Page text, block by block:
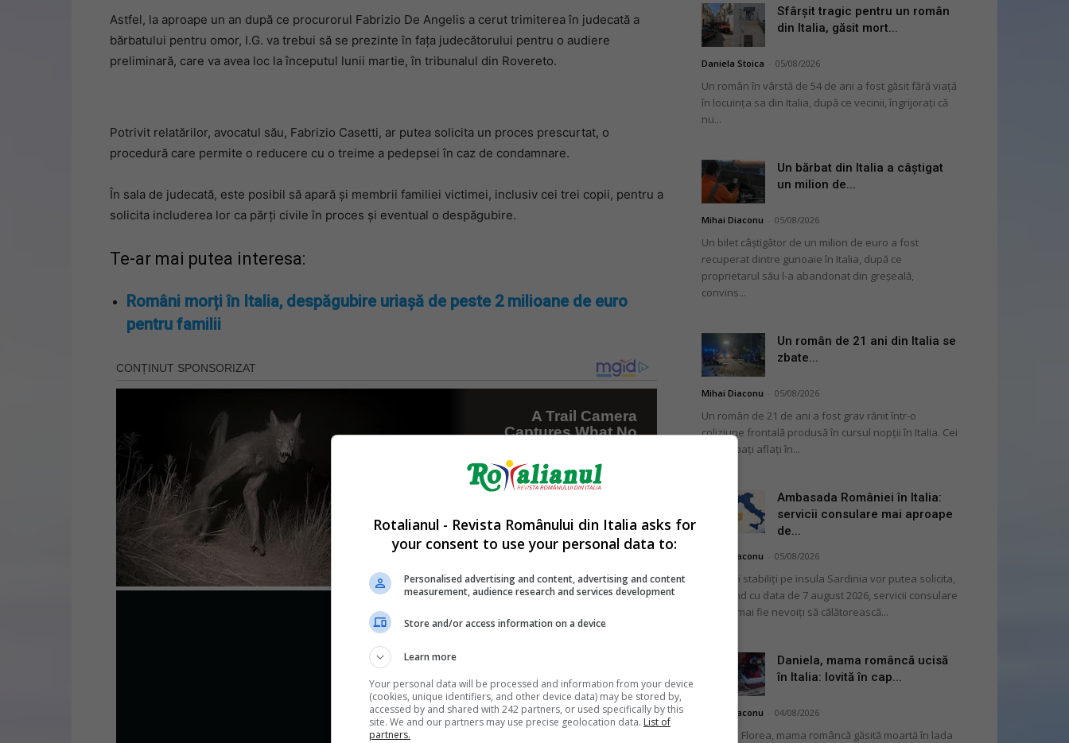
Astfel, la aproape un an după ce procurorul Fabrizio De Angelis a cerut trimiterea în judecată a
bărbatului pentru omor, I.G. va trebui să se prezinte în fața judecătorului pentru o audiere
preliminară, care va avea loc la începutul lunii martie, în tribunalul din Rovereto.
Potrivit relatărilor, avocatul său, Fabrizio Casetti, ar putea solicita un proces prescurtat, o
procedură care permite o reducere cu o treime a pedepsei în caz de condamnare.
În sala de judecată, este posibil să apară și membrii familiei victimei, inclusiv cei trei copii, pentru a
solicita includerea lor ca părți civile în proces și eventual o despăgubire.
Te-ar mai putea interesa:
Români morți în Italia, despăgubire uriașă de peste 2 milioane de euro
pentru familii
Sfârșit tragic pentru un român
din Italia, găsit mort...
Daniela Stoica 05/08/2026
Un român în vârstă de 54 de ani a fost găsit fără viață
în locuința sa din Italia, după ce vecinii, îngrijorați că
nu...
Un bărbat din Italia a câștigat
un milion de...
Mihai Diaconu 05/08/2026
Un bilet câștigător de un milion de euro a fost
recuperat dintre gunoaie în Italia, după ce
proprietarul său l-a abandonat din greșeală,
convins...
Un român de 21 ani din Italia se
zbate...
Mihai Diaconu 05/08/2026
Un român de 21 de ani a fost grav rănit într-o
coliziune frontală produsă în cursul nopții în Italia. Cei
doi bărbați aflați în...
Ambasada României în Italia:
servicii consulare mai aproape
de...
Mihai Diaconu 05/08/2026
Românii stabiliți pe insula Sardinia vor putea solicita,
începând cu data de 7 august 2026, servicii consulare
fără să mai fie nevoiți să călătorească...
Daniela, mama româncă ucisă
în Italia: lovită în cap...
Mihai Diaconu 04/08/2026
Daniela Florea, mama româncă găsită moartă în lada
Rotalianul - Revista Românului din Italia asks for
your consent to use your personal data to:
Personalised advertising and content, advertising and content
measurement, audience research and services development
Store and/or access information on a device
Learn more
Your personal data will be processed and information from your device
(cookies, unique identifiers, and other device data) may be stored by,
accessed by and shared with 242 partners, or used specifically by this
site. We and our partners may use precise geolocation data. List of
partners.